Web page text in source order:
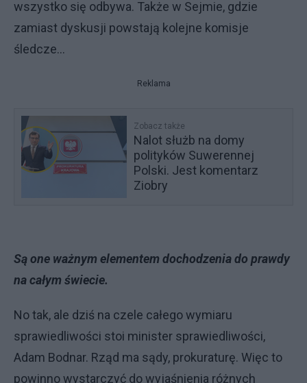
wszystko się odbywa. Także w Sejmie, gdzie
zamiast dyskusji powstają kolejne komisje
śledcze…
Reklama
Zobacz także
Nalot służb na domy
polityków Suwerennej
Polski. Jest komentarz
Ziobry
Są one ważnym elementem dochodzenia do prawdy
na całym świecie.
No tak, ale dziś na czele całego wymiaru
sprawiedliwości stoi minister sprawiedliwości,
Adam Bodnar. Rząd ma sądy, prokuraturę. Więc to
powinno wystarczyć do wyjaśnienia różnych